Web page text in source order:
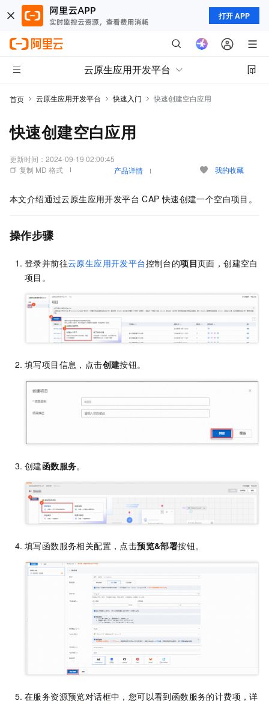
打开 APP
云原生应用开发平台
首页 云原生应用开发平台 快速入门 快速创建空白应用
快速创建空白应用
更新时间： 2024-09-19 02:00:45
复制 MD 格式
产品详情 我的收藏
本文介绍通过云原生应用开发平台 CAP 快速创建一个空白项目。
操作步骤
登录并前往云原生应用开发平台控制台的项目页面，创建空白
项目。
填写项目信息，点击创建按钮。
创建函数服务。
填写函数服务相关配置，点击预览&部署按钮。
在服务资源预览对话框中，您可以看到函数服务的计费项，详